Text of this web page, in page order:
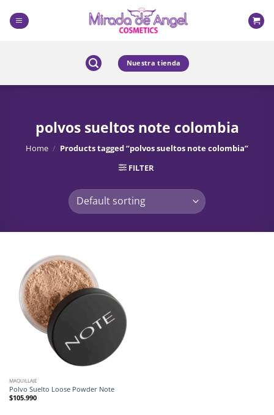
content
Nuestra tienda
polvos sueltos note colombia
Home / Products tagged “polvos sueltos note colombia”
FILTER
MAQUILLAJE
Polvo Suelto Loose Powder Note
$105.990